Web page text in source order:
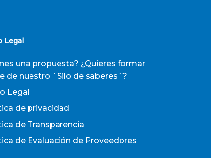
Legal
una propuesta? ¿Quieres formar
de nuestro `Silo de saberes´?
Legal
de privacidad
de Transparencia
de Evaluación de Proveedores